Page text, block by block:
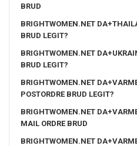
BRUD
BRIGHTWOMEN.NET
BRUD LEGIT?
BRIGHTWOMEN.NET
BRUD LEGIT?
BRIGHTWOMEN.NET
POSTORDRE BRUD LEGIT?
BRIGHTWOMEN.NET
MAIL ORDRE BRUD
BRIGHTWOMEN.NET